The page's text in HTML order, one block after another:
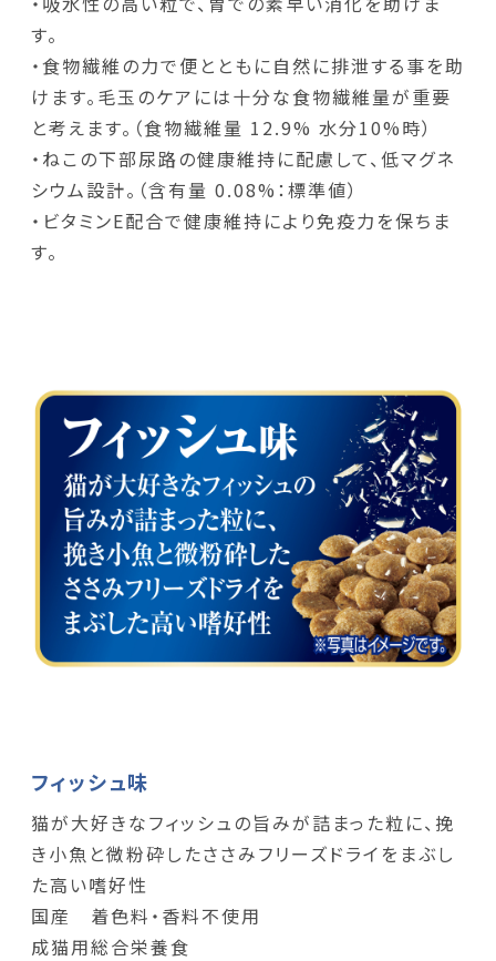
す。
・食物繊維の力で便とともに自然に排泄する事を助
けます。毛玉のケアには十分な食物繊維量が重要
と考えます。（食物繊維量 12.9% 水分10%時）
・ねこの下部尿路の健康維持に配慮して、低マグネ
シウム設計。（含有量 0.08%：標準値）
・ビタミンE配合で健康維持により免疫力を保ちま
す。
フィッシュ味
猫が大好きなフィッシュの旨みが詰まった粒に、挽
き小魚と微粉砕したささみフリーズドライをまぶし
た高い嗜好性
国産 着色料・香料不使用
成猫用総合栄養食